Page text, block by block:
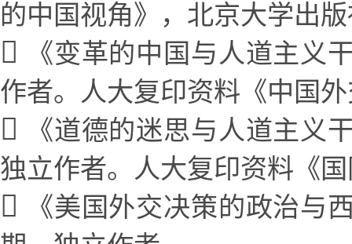
的中国视角》，北京大学出
《变革的中国与人道主义
作者。
人大复印资料《中国
《道德的迷思与人道主义
独立作者。
人大复印资料《
《美国外交决策的政治与